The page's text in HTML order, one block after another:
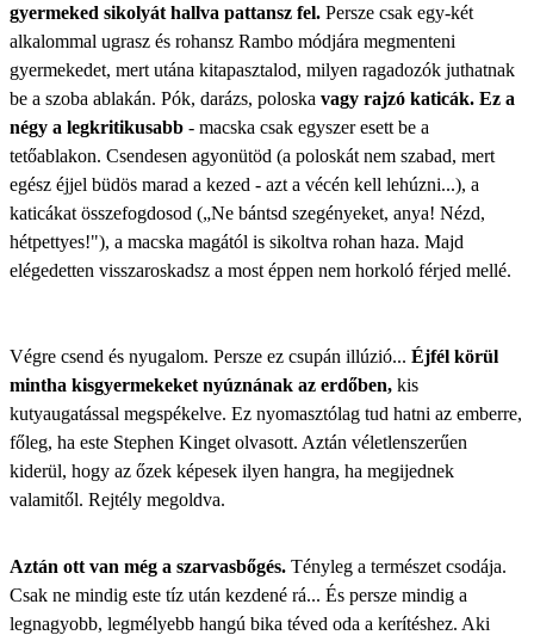
gyermeked sikolyát hallva pattansz fel. Persze csak egy-két
alkalommal ugrasz és rohansz Rambo módjára megmenteni
gyermekedet, mert utána kitapasztalod, milyen ragadozók juthatnak
be a szoba ablakán. Pók, darázs, poloska vagy rajzó katicák. Ez a
négy a legkritikusabb - macska csak egyszer esett be a
tetőablakon. Csendesen agyonütöd (a poloskát nem szabad, mert
egész éjjel büdös marad a kezed - azt a vécén kell lehúzni...), a
katicákat összefogdosod („Ne bántsd szegényeket, anya! Nézd,
hétpettyes!"), a macska magától is sikoltva rohan haza. Majd
elégedetten visszaroskadsz a most éppen nem horkoló férjed mellé.
Végre csend és nyugalom. Persze ez csupán illúzió... Éjfél körül
mintha kisgyermekeket nyúznának az erdőben, kis
kutyaugatással megspékelve. Ez nyomasztólag tud hatni az emberre,
főleg, ha este Stephen Kinget olvasott. Aztán véletlenszerűen
kiderül, hogy az őzek képesek ilyen hangra, ha megijednek
valamitől. Rejtély megoldva.
Aztán ott van még a szarvasbőgés. Tényleg a természet csodája.
Csak ne mindig este tíz után kezdené rá... És persze mindig a
legnagyobb, legmélyebb hangú bika téved oda a kerítéshez. Aki